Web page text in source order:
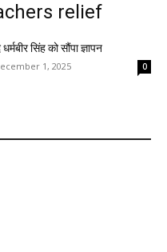
relief
सिंह को सौंपा ज्ञापन
1, 2025 0